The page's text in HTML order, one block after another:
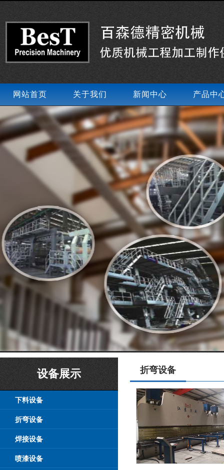
网站首页 关于我们 新闻中心 产品中
设备展示
下料设备
折弯设备
焊接设备
喷漆设备
折弯设备